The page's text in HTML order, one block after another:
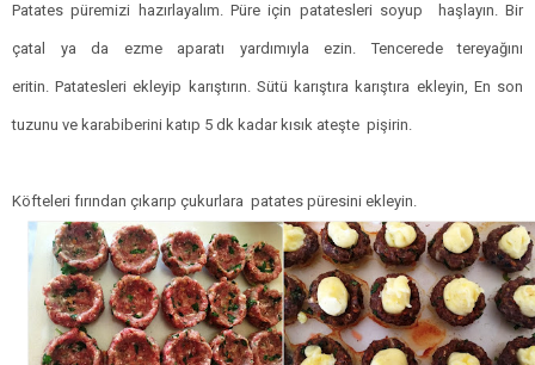
Patates püremizi hazırlayalım. Püre için patatesleri soyup haşlayın. Bir
çatal ya da ezme aparatı yardımıyla ezin. Tencerede tereyağını
eritin.Patatesleri ekleyip karıştırın. Sütü karıştıra karıştıra ekleyin, En son
tuzunu ve karabiberini katıp 5 dk kadar kısık ateşte pişirin.
Köfteleri fırından çıkarıp çukurlara patates püresini ekleyin.